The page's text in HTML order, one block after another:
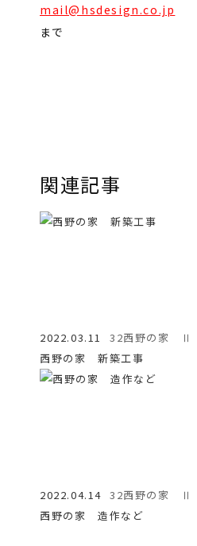
mail@hsdesign.co.jp
まで
関連記事
2022.03.11
32西野の家 Ⅱ
西野の家 新築工事
2022.04.14 32西野の家 Ⅱ
西野の家 造作など